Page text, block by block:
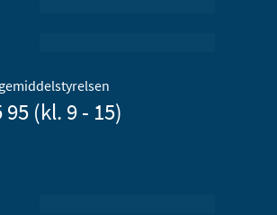
95 (kl. 9 - 15)